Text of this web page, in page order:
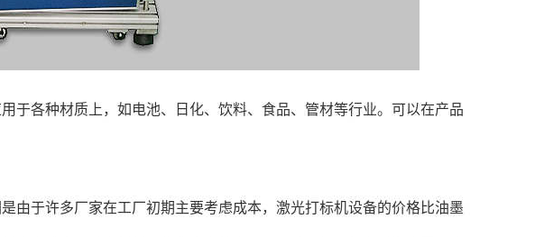
于各种材质上，如电池、日化、饮料、食品、管材等行业。可以在产品
由于许多厂家在工厂初期主要考虑成本，激光打标机设备的价格比油墨